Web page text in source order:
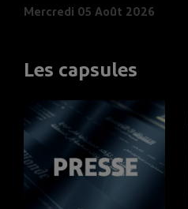
Mercredi 05 Août 2026
Les capsules